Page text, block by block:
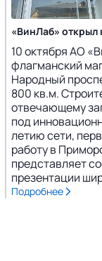
«ВинЛаб» открыл
10 октября АО
флагманский
Народный
800 кв.м.
отвечающему
под
летию сети,
работу в
представляет
презентации
Подробнее